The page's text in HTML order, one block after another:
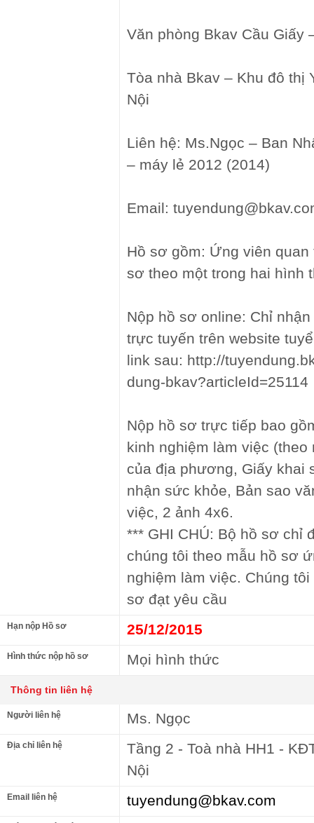
Văn phòng Bkav Cầu Giấy
Tòa nhà Bkav – Khu đô thị
Nội
Liên hệ: Ms.Ngọc – Ban
– máy lẻ 2012 (2014)
Email:
Hồ sơ gồm: Ứng viên
sơ theo một trong hai hình
Nộp hồ sơ online: Chỉ
trực tuyến trên website
link sau: http://
dung-bkav?articleId=25114
Nộp hồ sơ trực tiếp bao
kinh nghiệm làm việc (theo
của địa phương, Giấy khai
nhận sức khỏe, Bản sao
việc, 2 ảnh 4x6.
*** GHI CHÚ: Bộ hồ sơ chỉ
chúng tôi theo mẫu hồ sơ
nghiệm làm việc. Chúng
sơ đạt yêu cầu
Hạn nộp Hồ sơ 25/12/2015
Hình thức nộp hồ sơ Mọi hình thức
Thông tin liên hệ
Người liên hệ Ms. Ngọc
Địa chỉ liên hệ
Tầng 2 - Toà nhà HH1 -
Nội
Email liên hệ tuyendung@bkav.com